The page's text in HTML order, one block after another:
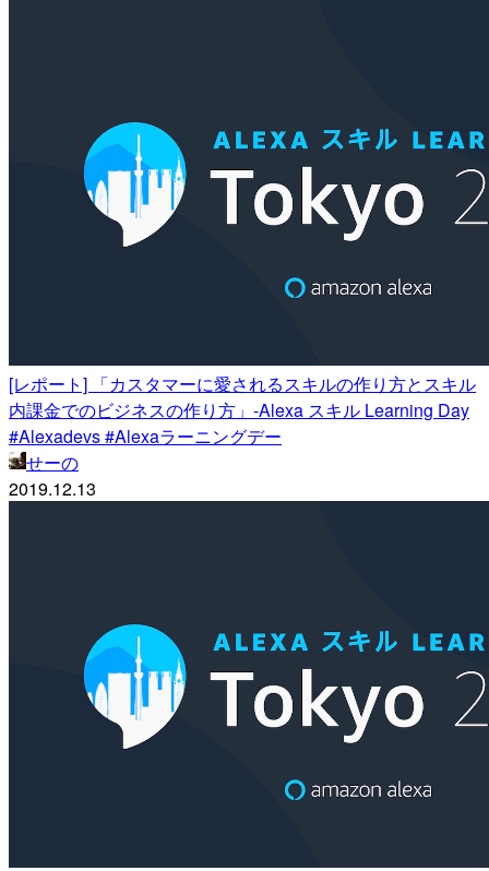
[レポート] 「カスタマーに愛されるスキルの作り方とスキル
内課金でのビジネスの作り方」-Alexa スキル Learning Day
#Alexadevs #Alexaラーニングデー
せーの
2019.12.13